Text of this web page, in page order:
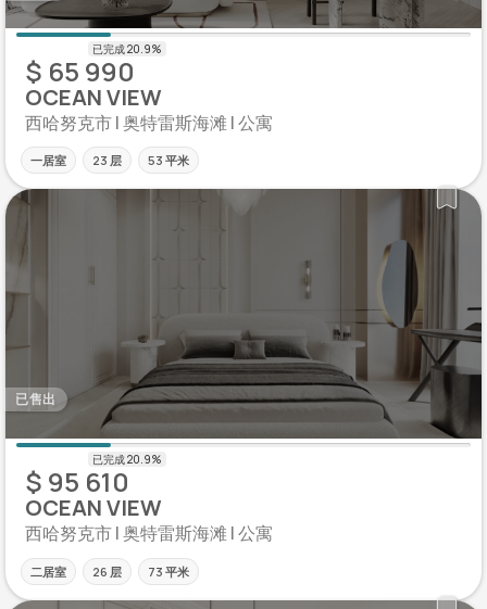
$ 65 990
OCEAN VIEW
西哈努克市 | 奥特雷斯海滩 | 公寓
一居室 23 层 53 平米
已售出
$ 95 610
OCEAN VIEW
西哈努克市 | 奥特雷斯海滩 | 公寓
二居室 26 层 73 平米